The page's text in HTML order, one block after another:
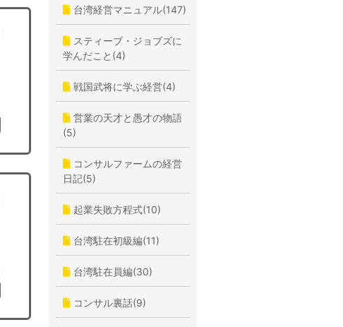
台湾経営マニュアル(147)
スティーブ・ジョブズに
学んだこと(4)
戦国武将に学ぶ経営(4)
営業の天才と愚才の物語
(5)
コンサルファームの経営
日記(5)
起業失敗方程式(10)
台湾駐在初級編(11)
台湾駐在員編(30)
コンサル裏話(9)